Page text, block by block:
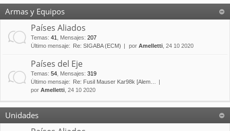
Armas y Equipos
Países Aliados
Temas: 41 Mensajes: 207
Último mensaje:
Re: SIGABA (ECM) por Amelletti , 24 10 2020
Países del Eje
Temas: 54 Mensajes: 319
Último mensaje:
Re: Fusil Mauser Kar98k [Alem…
por Amelletti , 24 10 2020
Unidades